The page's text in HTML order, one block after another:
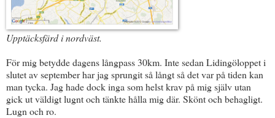
Upptäcksfärd i nordväst.
För mig betydde dagens långpass 30km. Inte sedan Lidingöloppet i
slutet av september har jag sprungit så långt så det var på tiden kan
man tycka. Jag hade dock inga som helst krav på mig själv utan
gick ut väldigt lugnt och tänkte hålla mig där. Skönt och behagligt.
Lugn och ro.